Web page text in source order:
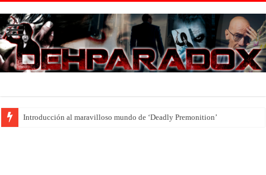
Introducción al maravilloso mundo de ‘Deadly Premonition’